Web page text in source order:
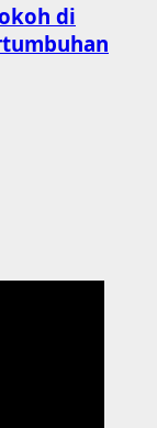
di